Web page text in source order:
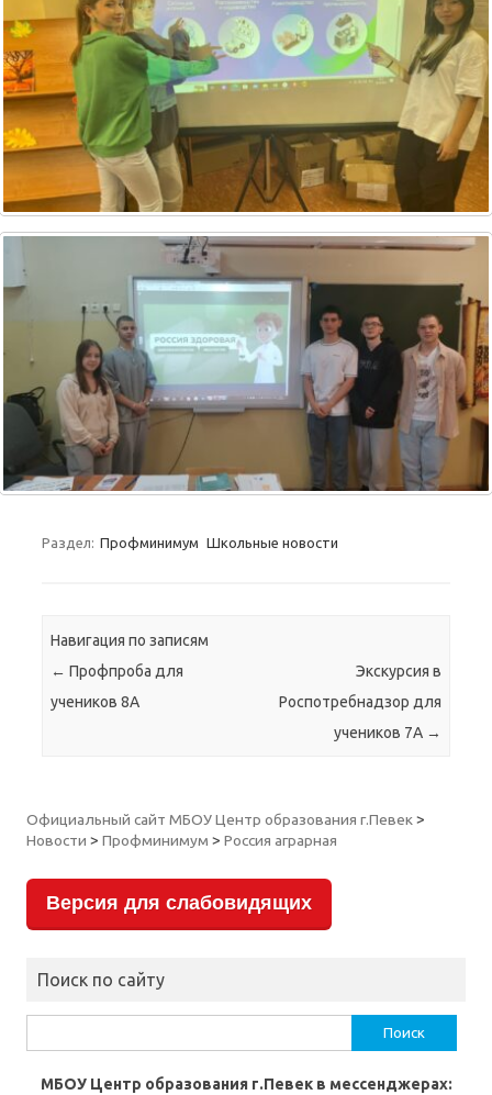
Раздел: Профминимум Школьные новости
Навигация по записям
← Профпроба для
учеников 8А
Экскурсия в
Роспотребнадзор для
учеников 7А →
Официальный сайт МБОУ Центр образования г.Певек>
Новости > Профминимум > Россия аграрная
Версия для слабовидящих
Поиск по сайту
МБОУ Центр образования г.Певек в мессенджерах: